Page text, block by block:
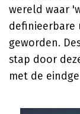
wereld waar
definieerbare
geworden.
stap door
met de